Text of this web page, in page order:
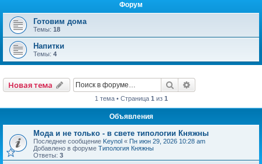
Форум
Готовим дома
Темы: 18
Напитки
Темы: 4
Новая тема Поиск
1 тема • Страница 1 из 1
Объявления
Мода и не только - в свете типологии Княжны
Последнее сообщение Keynol « Пн июн 29, 2026 10:28 am
Добавлено в форуме Типология Княжны
Ответы: 3